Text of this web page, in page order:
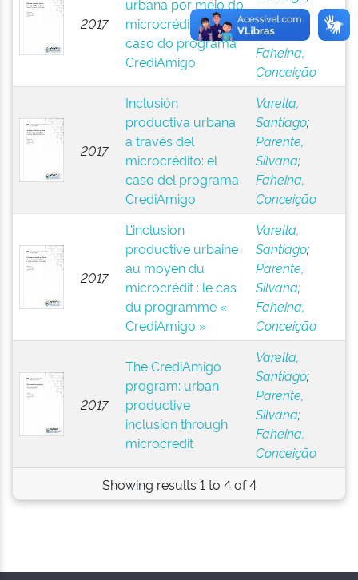
2017
urbana por meio do
microcrédito: o
caso do programa
CrediAmigo
Parente,
Silvana
Faheina,
Conceição
2017
Inclusión
productiva urbana
a través del
microcrédito: el
caso del programa
CrediAmigo
Varella,
Santiago;
Parente,
Silvana;
Faheina,
Conceição
2017
L’inclusion
productive urbaine
au moyen du
microcrédit : le cas
du programme «
CrediAmigo »
Varella,
Santiago;
Parente,
Silvana;
Faheina,
Conceição
2017
The CrediAmigo
program: urban
productive
inclusion through
microcredit
Varella,
Santiago;
Parente,
Silvana;
Faheina,
Conceição
Showing results 1 to 4 of 4